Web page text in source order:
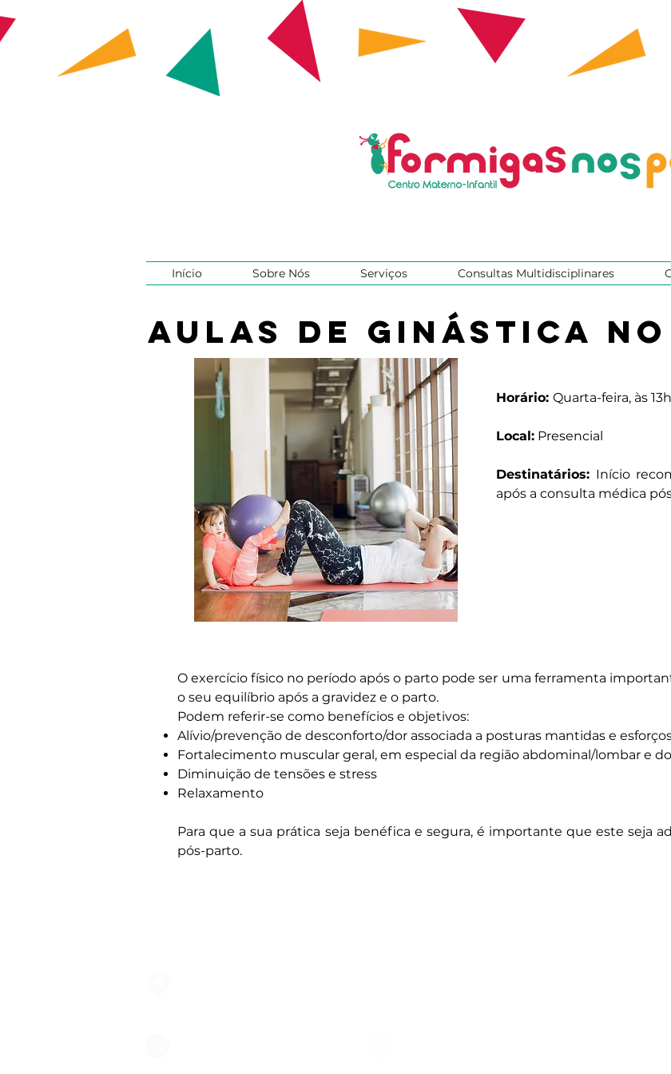
Início Sobre Nós Serviços Consultas Multidisciplinares
Aulas de Ginástica
Horário: Quarta-feira, às
Local: Presencial
Destinatários: Início
após a consulta médica
O exercício físico no período após o parto pode ser uma ferramenta
o seu equilíbrio após a gravidez e o parto.
Podem referir-se como benefícios e objetivos:
Alívio/prevenção de desconforto/dor associada a posturas mantidas e
Fortalecimento muscular geral, em especial da região abdominal/lombar e
Diminuição de tensões e stress
Relaxamento
Para que a sua prática seja benéfica e segura, é importante que este seja
pós-parto.